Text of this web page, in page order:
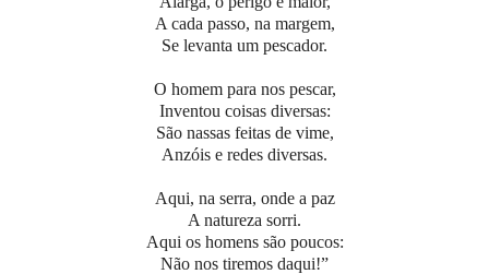
A cada passo, na margem,
Se levanta um pescador.
O homem para nos pescar,
Inventou coisas diversas:
São nassas feitas de vime,
Anzóis e redes diversas.
Aqui, na serra, onde a paz
A natureza sorri.
Aqui os homens são poucos:
Não nos tiremos daqui!”